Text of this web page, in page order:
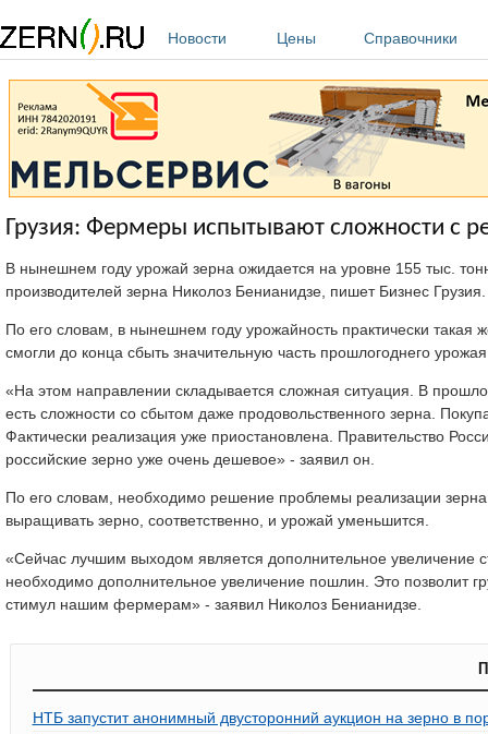
Новости
Цены Справочники
Грузия: Фермеры испытывают сложности с
В нынешнем году урожай зерна ожидается на уровне 155 тыс.
производителей зерна Николоз Бенианидзе, пишет Бизнес Грузия.
По его словам, в нынешнем году урожайность практически
смогли до конца сбыть значительную часть прошлогоднего
«На этом направлении складывается сложная ситуация. В
есть сложности со сбытом даже продовольственного зерна.
Фактически реализация уже приостановлена. Правительство
российские зерно уже очень дешевое» - заявил он.
По его словам, необходимо решение проблемы реализации
выращивать зерно, соответственно, и урожай уменьшится.
«Сейчас лучшим выходом является дополнительное увеличение
необходимо дополнительное увеличение пошлин. Это позволит
стимул нашим фермерам» - заявил Николоз Бенианидзе.
НТБ запустит анонимный двусторонний аукцион на зерно в